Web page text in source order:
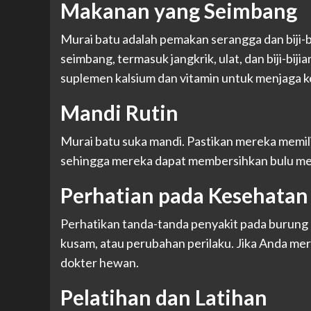
Makanan yang Seimbang
Murai batu adalah pemakan serangga dan
seimbang, termasuk jangkrik, ulat, dan biji-
suplemen kalsium dan vitamin untuk menjaga
Mandi Rutin
Murai batu suka mandi. Pastikan mereka
sehingga mereka dapat membersihkan bulu
Perhatian pada
Perhatikan tanda-tanda penyakit pada
kusam, atau perubahan perilaku. Jika Anda
dokter hewan.
Pelatihan dan Latihan